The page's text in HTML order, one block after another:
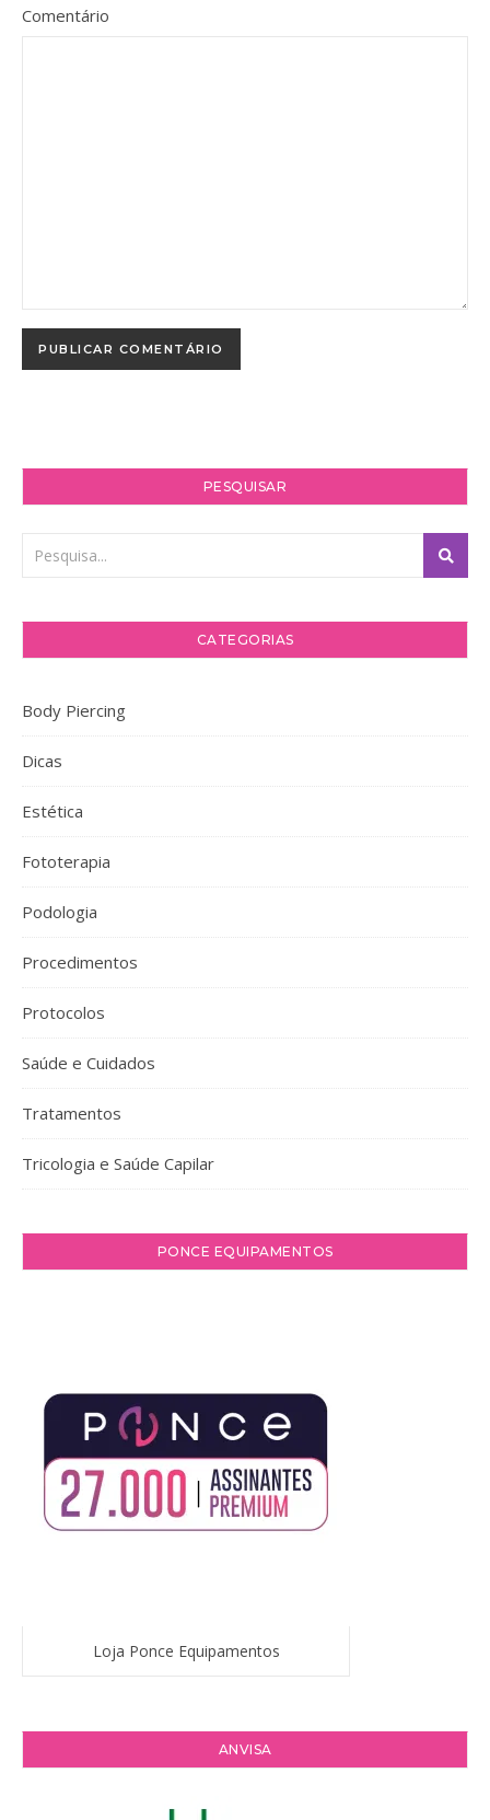
Comentário
PESQUISAR
CATEGORIAS
Body Piercing
Dicas
Estética
Fototerapia
Podologia
Procedimentos
Protocolos
Saúde e Cuidados
Tratamentos
Tricologia e Saúde Capilar
PONCE EQUIPAMENTOS
Loja Ponce Equipamentos
ANVISA